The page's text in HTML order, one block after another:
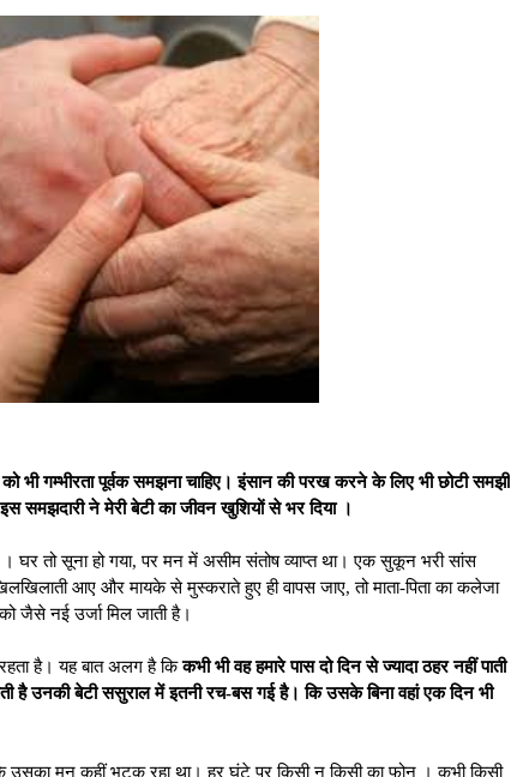
भी गम्भीरता पूर्वक समझना चाहिए। इंसान की परख करने के लिए भी छोटी समझी
इस समझदारी ने मेरी बेटी का जीवन खुशियों से भर दिया ।
घर तो सूना हो गया, पर मन में असीम संतोष व्याप्त था। एक सुकून भरी सांस
आए और मायके से मुस्कराते हुए ही वापस जाए, तो माता-पिता का कलेजा
जैसे नई उर्जा मिल जाती है।
है। यह बात अलग है किकभी भी वह हमारे पास दो दिन से ज्यादा ठहर नहीं पाती
है उनकी बेटी ससुराल में इतनी रच-बस गई है। कि उसके बिना वहां एक दिन भी
उसका मन कहीं भटक रहा था। हर घंटे पर किसी न किसी का फोन । कभी किसी